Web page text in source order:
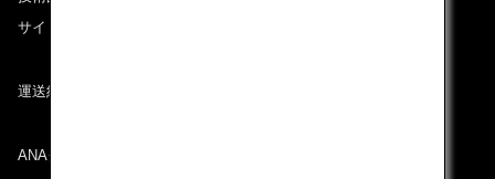
サイトマップ
運送約款
ANAグループについて